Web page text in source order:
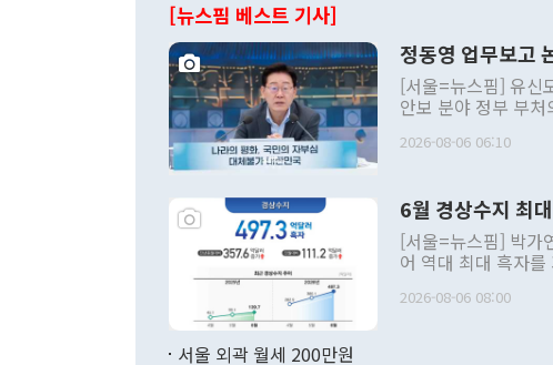
[뉴스핌 베스트 기사]
정동영 업무보고
[서울=뉴스핌] 유신
안보 분야 정부 부
발언 중에는 정부 내
주의적 희망에 근거
관의 대북 정책 관
관 부처 장관이 공
관의 무리한 대북 접
다. [정동영 통일부 장관이 지난달 23일 오후 서울 종로구 정부서울청사에
2026-08-06 06:10
6월 경상수지 최
[서울=뉴스핌] 박가
어 역대 최대 흑자
료=한국은행] 한국은행이 6일 발표한 '2026년 6월 국제수지(잠정)'에 따르
2026-08-06 08:00
서울 외곽 월세 200만원